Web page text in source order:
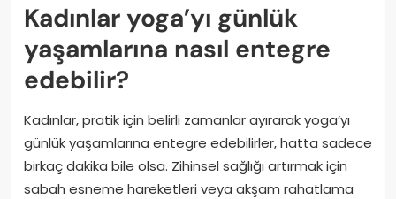
Kadınlar yoga’yı günlük
yaşamlarına nasıl entegre
edebilir?
Kadınlar, pratik için belirli zamanlar ayırarak yoga’yı
günlük yaşamlarına entegre edebilirler, hatta sadece
birkaç dakika bile olsa. Zihinsel sağlığı artırmak için
sabah esneme hareketleri veya akşam rahatlama